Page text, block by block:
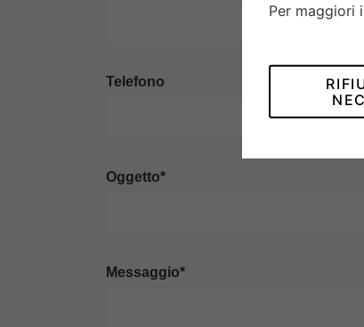
Telefono
Oggetto*
Messaggio*
Per maggiori